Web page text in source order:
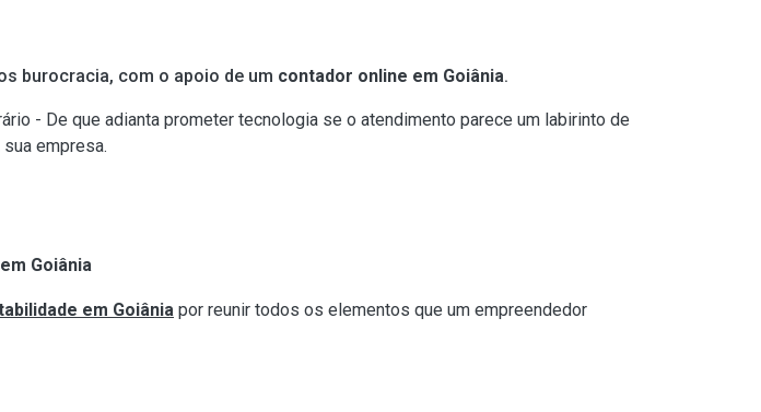
burocracia, com o apoio de um contador online em Goiânia.
- De que adianta prometer tecnologia se o atendimento parece um labirinto de
empresa.
Goiânia
em Goiânia por reunir todos os elementos que um empreendedor